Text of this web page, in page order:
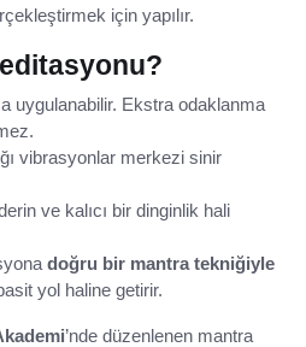
için yapılır.
uygulanabilir. Ekstra odaklanma
vibrasyonlar merkezi sinir
ve kalıcı bir dinginlik hali
doğru bir mantra tekniğiyle
yol haline getirir.
’nde düzenlenen mantra